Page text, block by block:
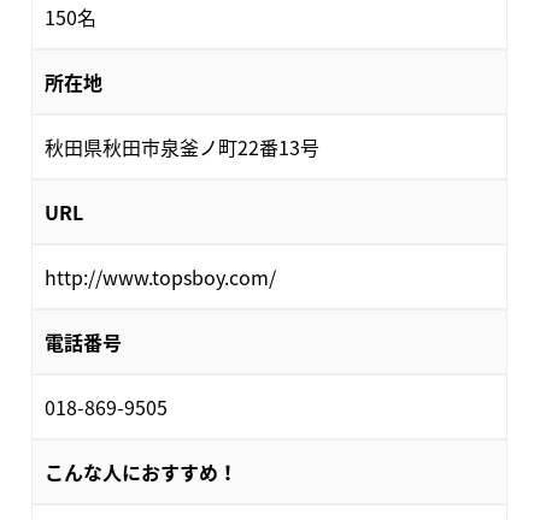
150名
所在地
秋田県秋田市泉釜ノ町22番13号
URL
http://www.topsboy.com/
電話番号
018-869-9505
こんな人におすすめ！